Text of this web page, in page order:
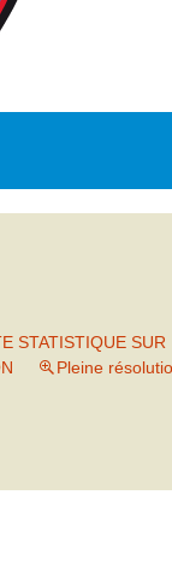
STATISTIQUE SUR
Pleine